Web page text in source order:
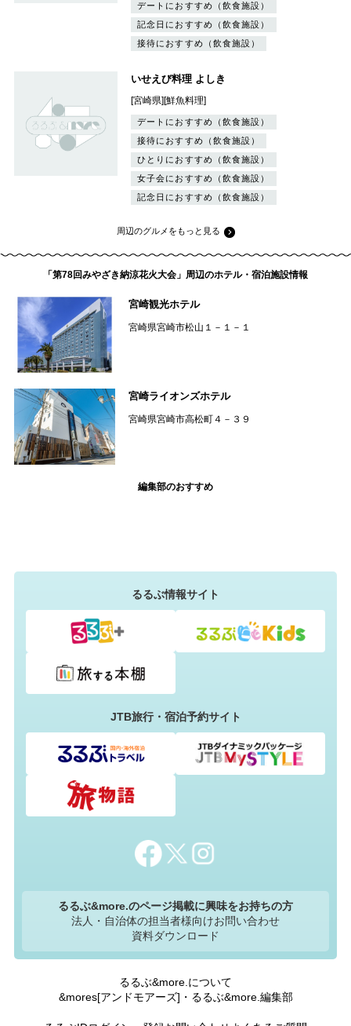
デートにおすすめ（飲食施設）
記念日におすすめ（飲食施設）
接待におすすめ（飲食施設）
いせえび料理 よしき
[宮崎県][鮮魚料理]
デートにおすすめ（飲食施設）
接待におすすめ（飲食施設）
ひとりにおすすめ（飲食施設）
女子会におすすめ（飲食施設）
記念日におすすめ（飲食施設）
周辺のグルメをもっと見る
「第78回みやざき納涼花火大会」周辺のホテル・宿泊施設情報
宮崎観光ホテル
宮崎県宮崎市松山１－１－１
宮崎ライオンズホテル
宮崎県宮崎市高松町４－３９
編集部のおすすめ
るるぶ情報サイト
JTB旅行・宿泊予約サイト
るるぶ&more.のページ掲載に興味をお持ちの方
法人・自治体の担当者様向けお問い合わせ
資料ダウンロード
るるぶ&more.について
&mores[アンドモアーズ]・るるぶ&more.編集部